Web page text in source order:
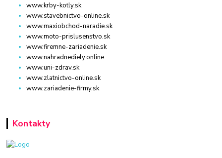
www.krby-kotly.sk
www.stavebnictvo-online.sk
www.maxiobchod-naradie.sk
www.moto-prislusenstvo.sk
www.firemne-zariadenie.sk
www.nahradnediely.online
www.uni-zdrav.sk
www.zlatnictvo-online.sk
www.zariadenie-firmy.sk
Kontakty